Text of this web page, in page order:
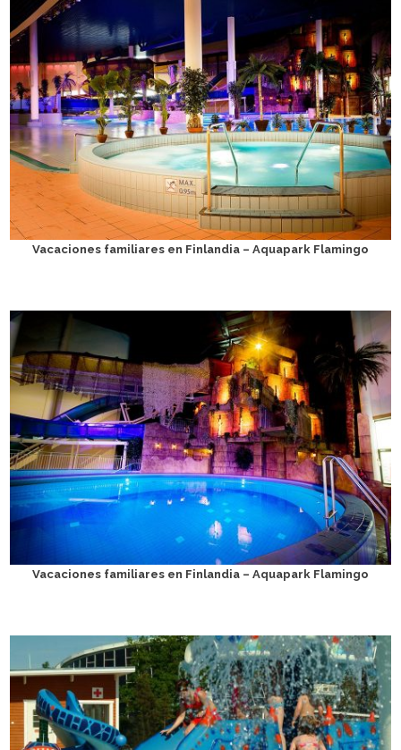
Vacaciones familiares en Finlandia – Aquapark Flamingo
Vacaciones familiares en Finlandia – Aquapark Flamingo